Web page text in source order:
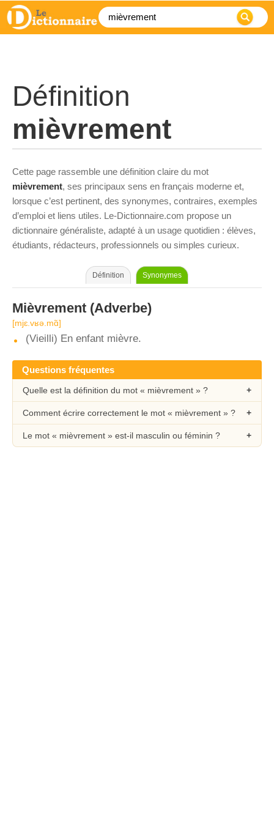
Définition
mièvrement
Cette page rassemble une définition claire du mot
mièvrement, ses principaux sens en français moderne et,
lorsque c’est pertinent, des synonymes, contraires, exemples
d’emploi et liens utiles. Le-Dictionnaire.com propose un
dictionnaire généraliste, adapté à un usage quotidien : élèves,
étudiants, rédacteurs, professionnels ou simples curieux.
Définition Synonymes
Mièvrement (Adverbe)
[mjɛ.vʁǝ.mɑ̃]
(Vieilli) En enfant mièvre.
Questions fréquentes
Quelle est la définition du mot « mièvrement » ?
Comment écrire correctement le mot « mièvrement » ?
Le mot « mièvrement » est-il masculin ou féminin ?